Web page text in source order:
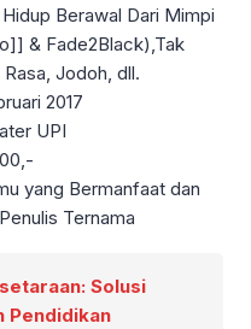
Berawal Dari Mimpi
& Fade2Black),Tak
Jodoh, dll.
2017
UPI
yang Bermanfaat dan
Ternama
Solusi
Pendidikan